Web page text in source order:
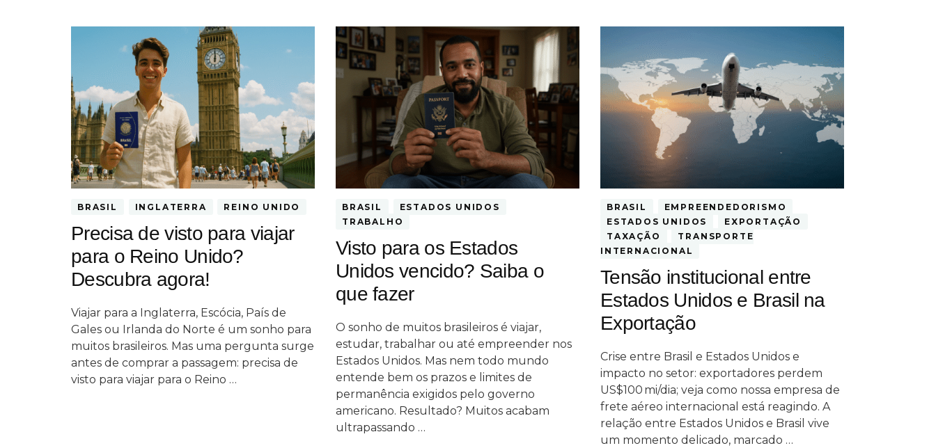
BRASIL INGLATERRA REINO UNIDO
Precisa de visto para viajar
para o Reino Unido?
Descubra agora!
Viajar para a Inglaterra, Escócia, País de
Gales ou Irlanda do Norte é um sonho para
muitos brasileiros. Mas uma pergunta surge
antes de comprar a passagem: precisa de
visto para viajar para o Reino …
BRASIL
ESTADOS UNIDOS
TRABALHO
Visto para os Estados
Unidos vencido? Saiba o
que fazer
O sonho de muitos brasileiros é viajar,
estudar, trabalhar ou até empreender nos
Estados Unidos. Mas nem todo mundo
entende bem os prazos e limites de
permanência exigidos pelo governo
americano. Resultado? Muitos acabam
ultrapassando …
BRASIL
EMPREENDEDORISMO
ESTADOS UNIDOS
EXPORTAÇÃO
TAXAÇÃO
TRANSPORTE
INTERNACIONAL
Tensão institucional entre
Estados Unidos e Brasil na
Exportação
Crise entre Brasil e Estados Unidos e
impacto no setor: exportadores perdem
US$100 mi/dia; veja como nossa empresa de
frete aéreo internacional está reagindo. A
relação entre Estados Unidos e Brasil vive
um momento delicado, marcado …